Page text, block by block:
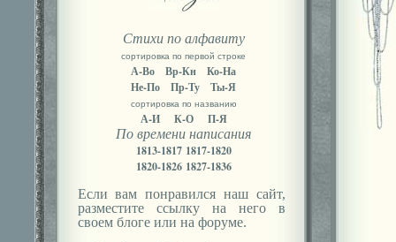
Стихи по алфавиту
сортировка по первой строке
А-Во Вр-Кн
Ко-На
Не-По
Пр-Ту Ты-Я
сортировка по названию
А-И К-О
П-Я
По времени написания
1813-1817 1817-1820
1820-1826 1827-1836
Если вам понравился наш сайт,
разместите ссылку на него в
своем блоге или на форуме.